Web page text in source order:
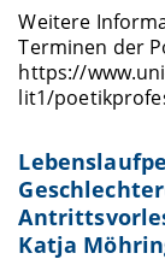
Weitere
Terminen der
https://
lit1/
Katja